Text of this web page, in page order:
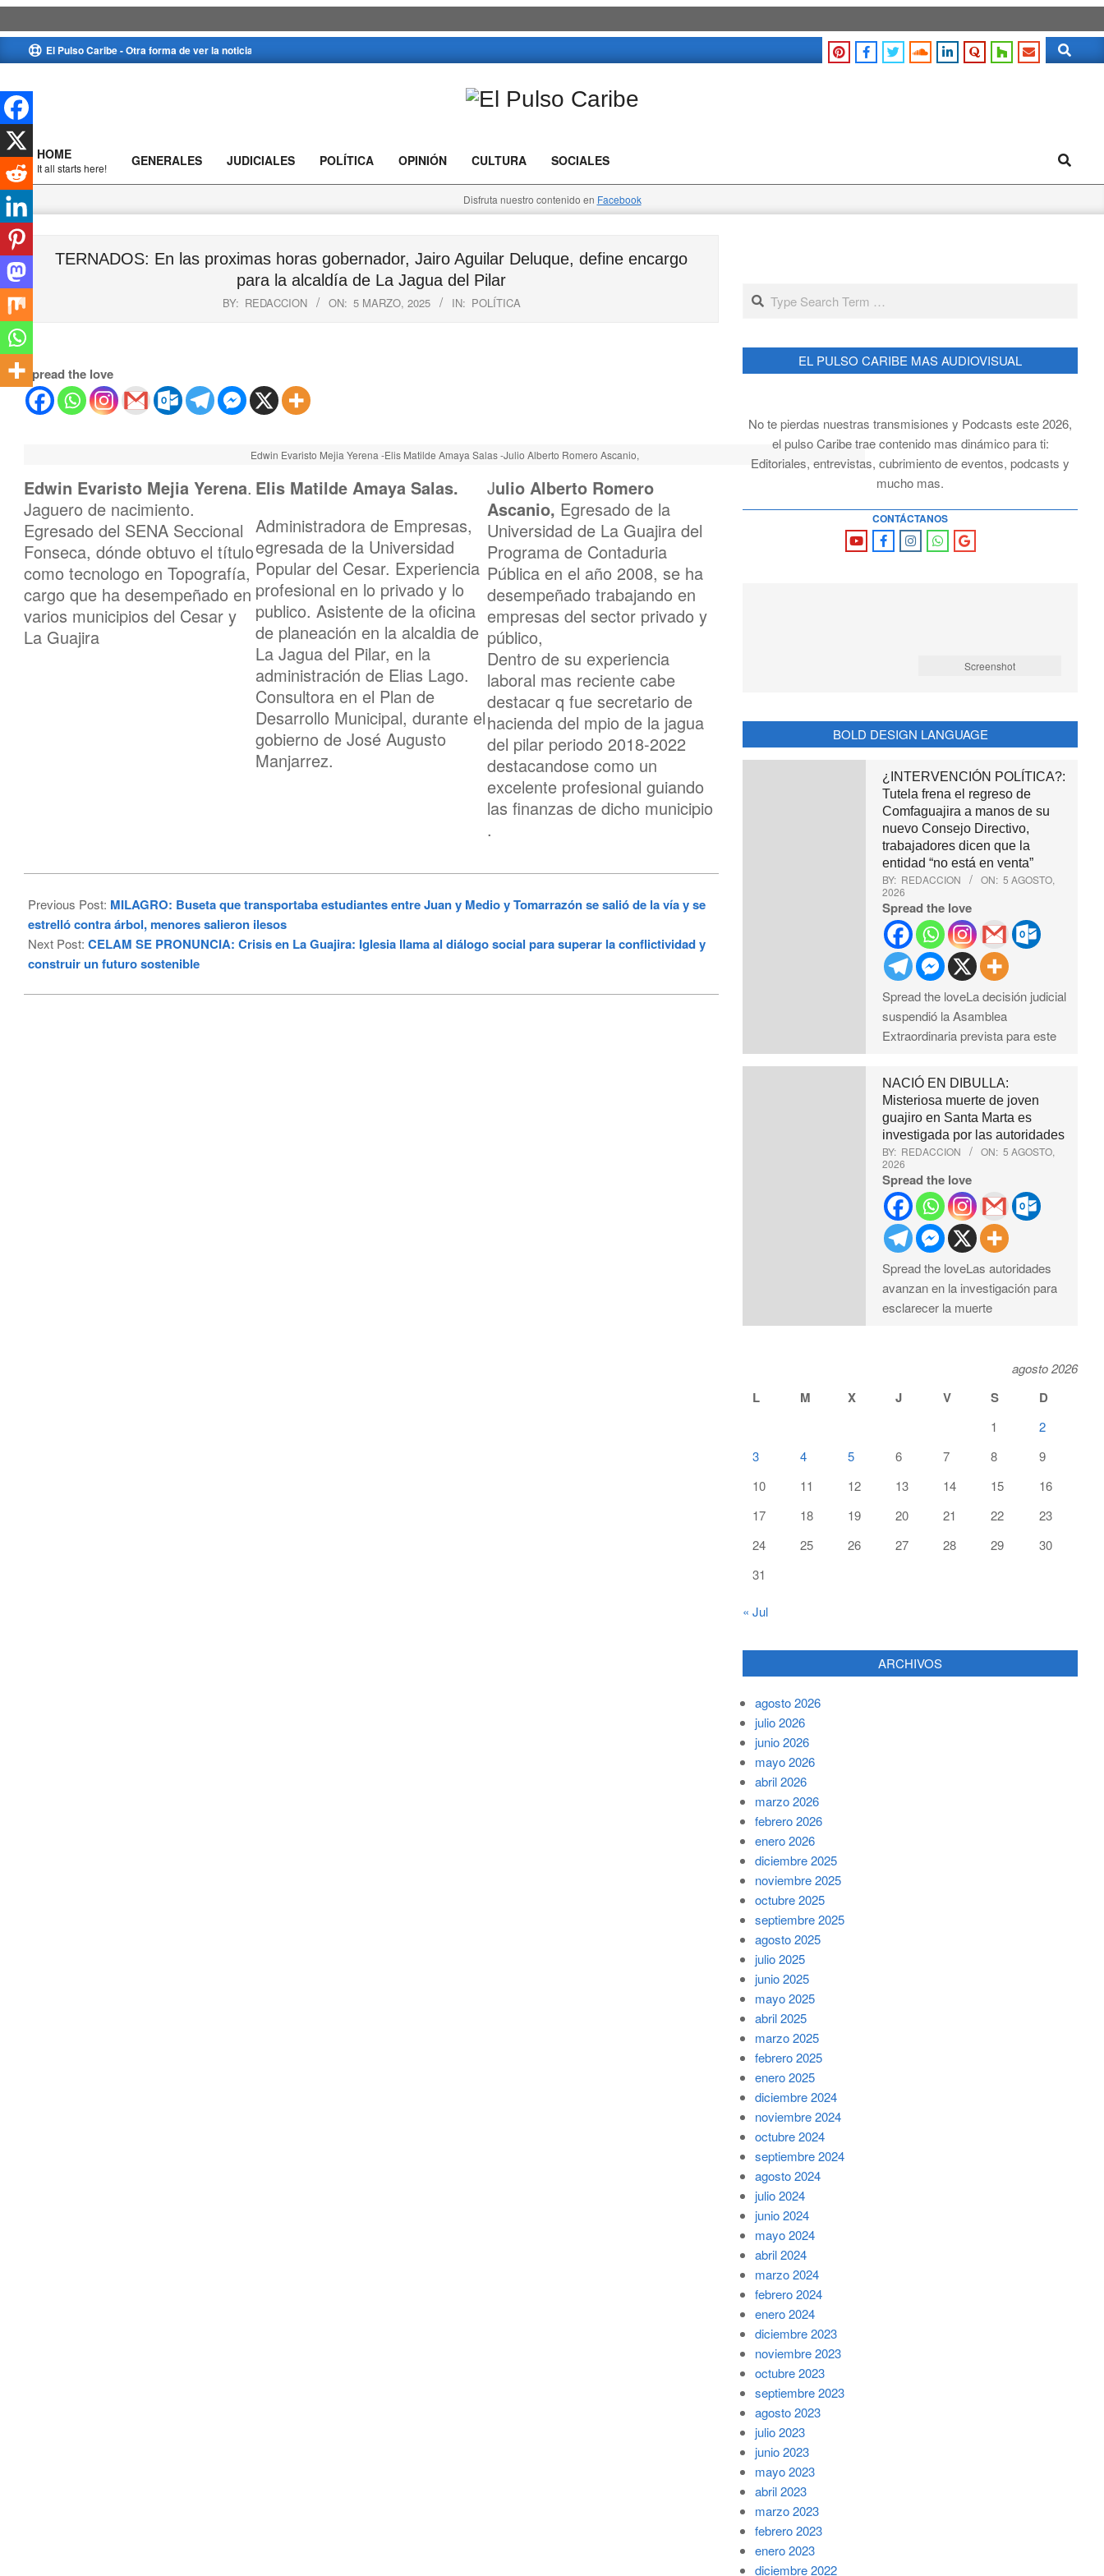
to
El Pulso Caribe - Otra forma de ver la noticia Search
Caribe
Primary
Navigation
Menu
HOME
It all starts here! GENERALES JUDICIALES POLÍTICA OPINIÓN CULTURA SOCIALES Search
Disfruta nuestro contenido en Facebook
TERNADOS: En las proximas horas gobernador, Jairo Aguilar Deluque, define encargo
para la alcaldía de La Jagua del Pilar
BY: REDACCION ON: 5 MARZO, 2025 IN: POLÍTICA
Spread the love
Edwin Evaristo Mejia Yerena -Elis Matilde Amaya Salas -Julio Alberto Romero Ascanio,
Edwin Evaristo Mejia Yerena.
Jaguero de nacimiento.
Egresado del SENA Seccional
Fonseca, dónde obtuvo el título
como tecnologo en Topografía,
cargo que ha desempeñado en
varios municipios del Cesar y
La Guajira
Elis Matilde Amaya Salas.
Administradora de Empresas,
egresada de la Universidad
Popular del Cesar. Experiencia
profesional en lo privado y lo
publico. Asistente de la oficina
de planeación en la alcaldia de
La Jagua del Pilar, en la
administración de Elias Lago.
Consultora en el Plan de
Desarrollo Municipal, durante el
gobierno de José Augusto
Manjarrez.
Julio Alberto Romero
Ascanio, Egresado de la
Universidad de La Guajira del
Programa de Contaduria
Pública en el año 2008, se ha
desempeñado trabajando en
empresas del sector privado y
público,
Dentro de su experiencia
laboral mas reciente cabe
destacar q fue secretario de
hacienda del mpio de la jagua
del pilar periodo 2018-2022
destacandose como un
excelente profesional guiando
las finanzas de dicho municipio
.
03-
05
Previous Post: MILAGRO: Buseta que transportaba estudiantes entre Juan y Medio y Tomarrazón se salió de la vía y se
estrelló contra árbol, menores salieron ilesos
Next Post: CELAM SE PRONUNCIA: Crisis en La Guajira: Iglesia llama al diálogo social para superar la conflictividad y
construir un futuro sostenible
Search
EL PULSO CARIBE MAS AUDIOVISUAL
No te pierdas nuestras transmisiones y Podcasts este 2026,
el pulso Caribe trae contenido mas dinámico para ti:
Editoriales, entrevistas, cubrimiento de eventos, podcasts y
mucho mas.
CONTÁCTANOS
Screenshot
BOLD DESIGN LANGUAGE
¿INTERVENCIÓN POLÍTICA?:
Tutela frena el regreso de
Comfaguajira a manos de su
nuevo Consejo Directivo,
trabajadores dicen que la
entidad “no está en venta”
BY: REDACCION ON: 5 AGOSTO,
2026
Spread the love
Spread the loveLa decisión judicial
suspendió la Asamblea
Extraordinaria prevista para este
NACIÓ EN DIBULLA:
Misteriosa muerte de joven
guajiro en Santa Marta es
investigada por las autoridades
BY: REDACCION ON: 5 AGOSTO,
2026
Spread the love
Spread the loveLas autoridades
avanzan en la investigación para
esclarecer la muerte
agosto 2026
L M X J V S D
1
2
3
4 5 6 7 8
9
10
11 12 13 14 15
16
17
18 19 20 21 22
23
24
25 26 27 28 29
30
31
« Jul
ARCHIVOS
agosto 2026
julio 2026
junio 2026
mayo 2026
abril 2026
marzo 2026
febrero 2026
enero 2026
diciembre 2025
noviembre 2025
octubre 2025
septiembre 2025
agosto 2025
julio 2025
junio 2025
mayo 2025
abril 2025
marzo 2025
febrero 2025
enero 2025
diciembre 2024
noviembre 2024
octubre 2024
septiembre 2024
agosto 2024
julio 2024
junio 2024
mayo 2024
abril 2024
marzo 2024
febrero 2024
enero 2024
diciembre 2023
noviembre 2023
octubre 2023
septiembre 2023
agosto 2023
julio 2023
junio 2023
mayo 2023
abril 2023
marzo 2023
febrero 2023
enero 2023
diciembre 2022